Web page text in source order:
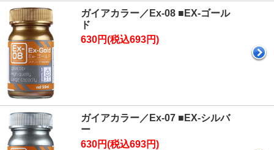
ガイアカラー／Ex-08 ■EX-ゴール
ド
630円(税込693円)
ガイアカラー／Ex-07 ■EX-シルバ
ー
630円(税込693円)